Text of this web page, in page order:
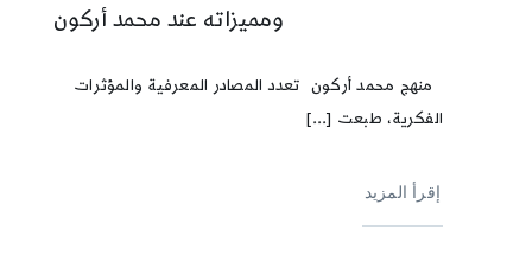
ومميزاته عند محمد أركون
منهج محمد أركون تعدد المصادر المعرفية والمؤثرات
الفكرية، طبعت [...]
إقرأ المزيد